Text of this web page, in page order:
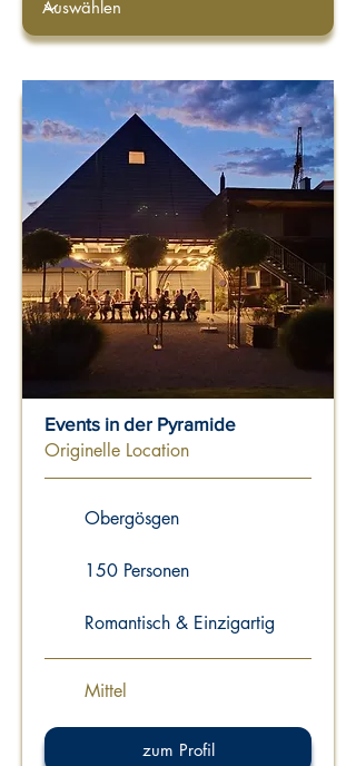
Events in der Pyramide
Originelle Location
Obergösgen
150 Personen
Romantisch & Einzigartig
Mittel
zum Profil